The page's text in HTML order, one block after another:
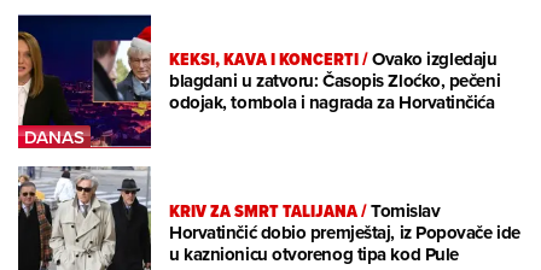
KEKSI, KAVA I KONCERTI/Ovako izgledaju
blagdani u zatvoru: Časopis Zloćko, pečeni
odojak, tombola i nagrada za Horvatinčića
KRIV ZA SMRT TALIJANA/Tomislav
Horvatinčić dobio premještaj, iz Popovače ide
u kaznionicu otvorenog tipa kod Pule